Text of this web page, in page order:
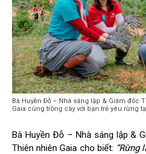
Bà Huyền Đỗ – Nhà sáng lập & Giám đốc
Gaia cùng trồng cây với bạn trẻ yêu rừng
Bà Huyền Đỗ – Nhà sáng lập &
Thiên nhiên Gaia cho biết: “Rừng